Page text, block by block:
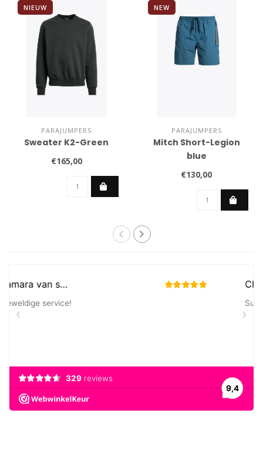
NIEUW
PARAJUMPERS
Sweater K2-Green
€165,00
NEW
PARAJUMPERS
Mitch Short-Legion
blue
€130,00